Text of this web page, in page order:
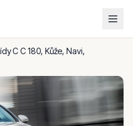
C C 180, Kůže, Navi,